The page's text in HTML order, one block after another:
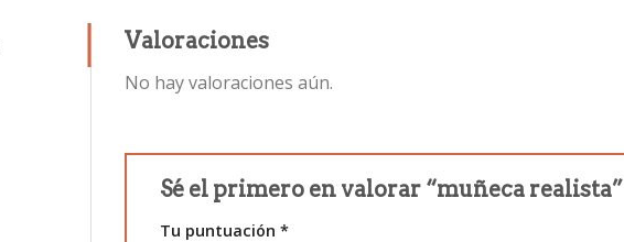
Valoraciones
No hay valoraciones aún.
Sé el primero en valorar “muñeca realista”
Tu puntuación*